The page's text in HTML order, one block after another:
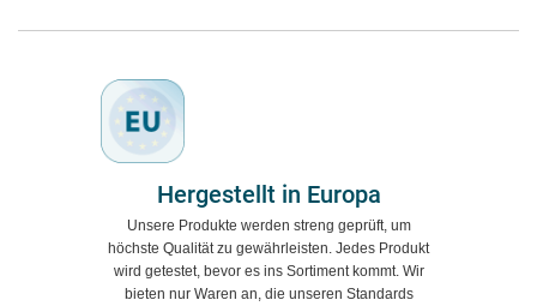
Hergestellt in Europa
Unsere Produkte werden streng geprüft, um
höchste Qualität zu gewährleisten. Jedes Produkt
wird getestet, bevor es ins Sortiment kommt. Wir
bieten nur Waren an, die unseren Standards